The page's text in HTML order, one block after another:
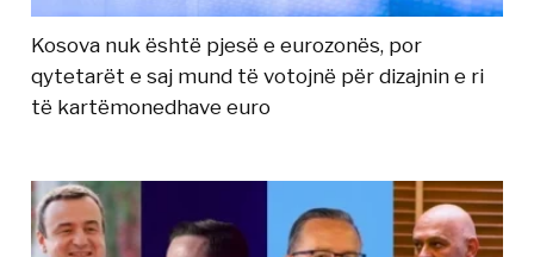
Kosova nuk është pjesë e eurozonës, por
qytetarët e saj mund të votojnë për dizajnin e ri
të kartëmonedhave euro